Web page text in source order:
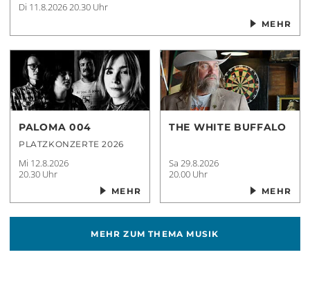
Di 11.8.202620.30 Uhr
MEHR
PALOMA 004
PLATZKONZERTE 2026
Mi 12.8.2026
20.30 Uhr
MEHR
THE WHITE BUFFALO
Sa 29.8.2026
20.00 Uhr
MEHR
MEHR ZUM THEMA MUSIK